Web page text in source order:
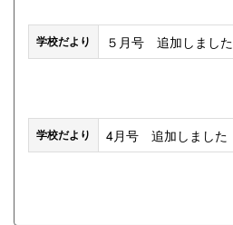
学校だより
５月号 追加しました
学校だより
4月号 追加しました